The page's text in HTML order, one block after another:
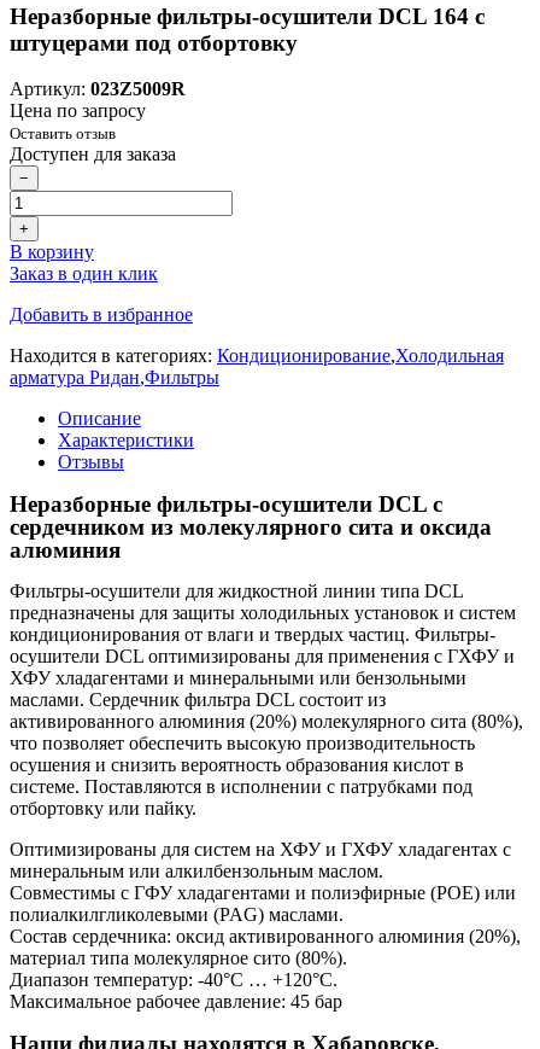
Неразборные фильтры-осушители DCL 164 с
штуцерами под отбортовку
Артикул: 023Z5009R
Цена по запросу
Оставить отзыв
Доступен для заказа
−
+
В корзину
Заказ в один клик
Добавить в избранное
Находится в категориях: Кондиционирование,Холодильная
арматура Ридан,Фильтры
Описание
Характеристики
Отзывы
Неразборные фильтры-осушители DCL с
сердечником из молекулярного сита и оксида
алюминия
Фильтры-осушители для жидкостной линии типа DCL
предназначены для защиты холодильных установок и систем
кондиционирования от влаги и твердых частиц. Фильтры-
осушители DCL оптимизированы для применения c ГХФУ и
ХФУ хладагентами и минеральными или бензольными
маслами. Сердечник фильтра DCL состоит из
активированного алюминия (20%) молекулярного сита (80%),
что позволяет обеспечить высокую производительность
осушения и снизить вероятность образования кислот в
системе. Поставляются в исполнении с патрубками под
отбортовку или пайку.
Оптимизированы для систем на ХФУ и ГХФУ хладагентах с
минеральным или алкилбензольным маслом.
Совместимы с ГФУ хладагентами и полиэфирные (POE) или
полиалкилгликолевыми (PAG) маслами.
Состав сердечника: оксид активированного алюминия (20%),
материал типа молекулярное сито (80%).
Диапазон температур: -40°C … +120°С.
Максимальное рабочее давление: 45 бар